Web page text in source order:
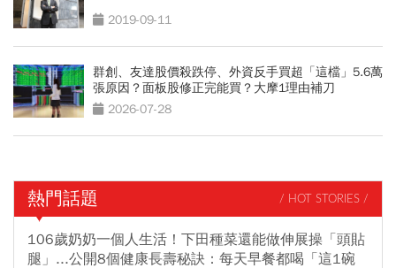
2019-09-11
群創、友達股價殺跌停、外資反手買超「這檔」5.6萬
張原因？面板股修正完能買？大摩1理由補刀
2026-07-28
熱門話題 / HOT STORIES /
106歲奶奶一個人生活！下田種菜還能做伸展操「頭貼
腿」...公開8個健康長壽秘訣：每天早餐都喝「這1碗